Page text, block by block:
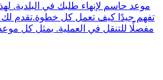
موعد حاسم لإنهاء طلبك في البلدية.
تفهم جيدًا كيف تعمل كل خطوة.تقدم لك
مفصلًا للتنقل في العملية. يمثل كل